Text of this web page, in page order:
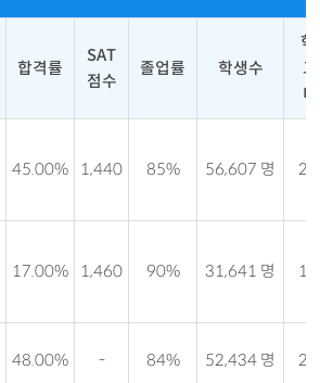
합격률
SAT
점수
졸업률 학생수
학
45.00% 1,440 85% 56,607 명 21
17.00% 1,460 90% 31,641 명 15
48.00% - 84% 52,434 명 21